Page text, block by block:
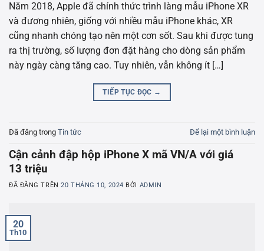
Năm 2018, Apple đã chính thức trình làng mẫu iPhone XR
và đương nhiên, giống với nhiều mẫu iPhone khác, XR
cũng nhanh chóng tạo nên một cơn sốt. Sau khi được tung
ra thị trường, số lượng đơn đặt hàng cho dòng sản phẩm
này ngày càng tăng cao. Tuy nhiên, vẫn không ít […]
TIẾP TỤC ĐỌC →
Đã đăng trong Tin tức Để lại một bình luận
Cận cảnh đập hộp iPhone X mã VN/A với giá
13 triệu
ĐÃ ĐĂNG TRÊN20 THÁNG 10, 2024 BỞI ADMIN
20
Th10